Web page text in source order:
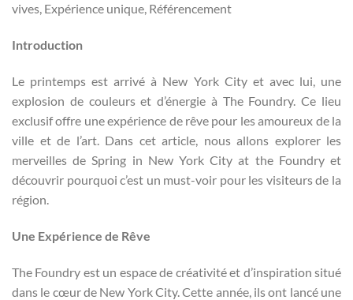
vives, Expérience unique, Référencement
Introduction
Le printemps est arrivé à New York City et avec lui, une
explosion de couleurs et d’énergie à The Foundry. Ce lieu
exclusif offre une expérience de rêve pour les amoureux de la
ville et de l’art. Dans cet article, nous allons explorer les
merveilles de Spring in New York City at the Foundry et
découvrir pourquoi c’est un must-voir pour les visiteurs de la
région.
Une Expérience de Rêve
The Foundry est un espace de créativité et d’inspiration situé
dans le cœur de New York City. Cette année, ils ont lancé une